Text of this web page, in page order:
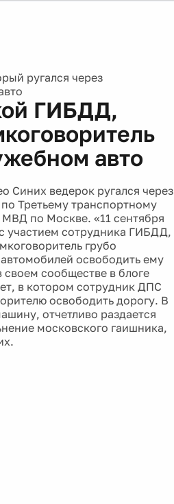
ругался через
ГИБДД,
авто
Синих ведерок ругался через
Третьему транспортному
по Москве. «11 сентября
участием сотрудника ГИБДД,
грубо
освободить ему
сообществе в блоге
в котором сотрудник ДПС
освободить дорогу. В
отчетливо раздается
московского гаишника,